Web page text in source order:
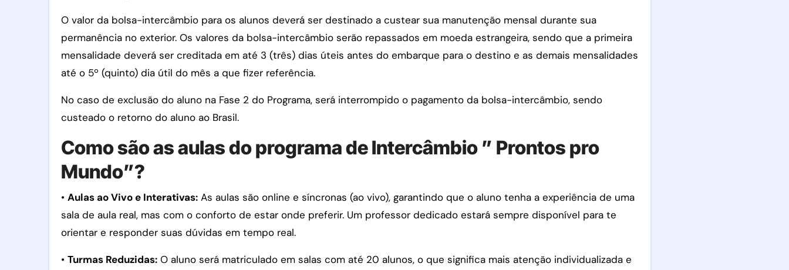
O valor da bolsa-intercâmbio para os alunos deverá ser destinado a custear sua manutenção mensal durante sua
permanência no exterior. Os valores da bolsa-intercâmbio serão repassados em moeda estrangeira, sendo que a primeira
mensalidade deverá ser creditada em até 3 (três) dias úteis antes do embarque para o destino e as demais mensalidades
até o 5º (quinto) dia útil do mês a que fizer referência.
No caso de exclusão do aluno na Fase 2 do Programa, será interrompido o pagamento da bolsa-intercâmbio, sendo
custeado o retorno do aluno ao Brasil.
Como são as aulas do programa de Intercâmbio ” Prontos pro
Mundo”?
• Aulas ao Vivo e Interativas: As aulas são online e síncronas (ao vivo), garantindo que o aluno tenha a experiência de uma
sala de aula real, mas com o conforto de estar onde preferir. Um professor dedicado estará sempre disponível para te
orientar e responder suas dúvidas em tempo real.
• Turmas Reduzidas: O aluno será matriculado em salas com até 20 alunos, o que significa mais atenção individualizada e